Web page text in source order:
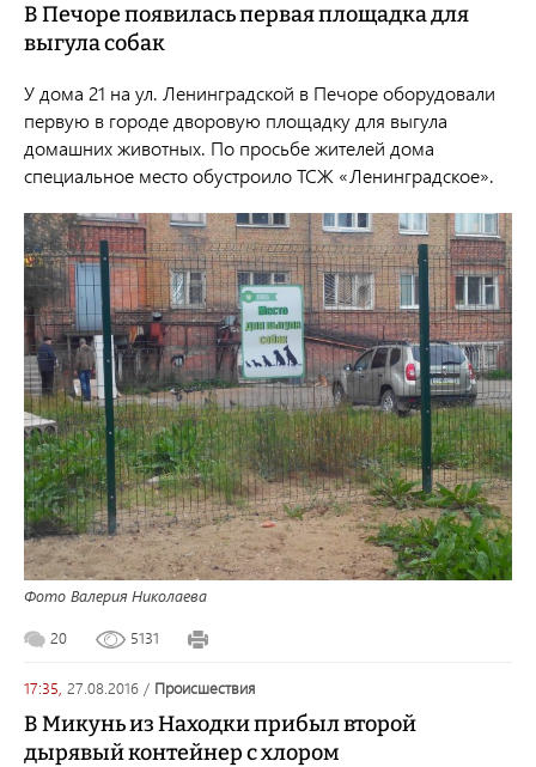
В Печоре появилась первая площадка для
выгула собак
У дома 21 на ул. Ленинградской в Печоре оборудовали
первую в городедворовую площадку для выгула
домашних животных. По просьбе жителей дома
специальное место обустроило ТСЖ «Ленинградское».
Фото Валерия Николаева
20 5131
17:35, 27.08.2016 / происшествия
В Микунь из Находки прибыл второй
дырявый контейнер с хлором